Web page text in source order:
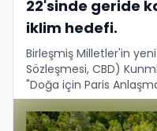
22'sinde geride
iklim hedefi.
Birleşmiş Milletler'in
Sözleşmesi, CBD)
"Doğa için Paris
olmayan bir
küresel hedeften